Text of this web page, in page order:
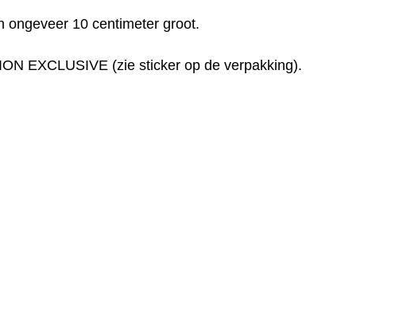
ongeveer 10 centimeter groot.
EXCLUSIVE (zie sticker op de verpakking).